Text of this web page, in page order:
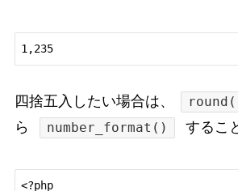
1,235
四捨五入したい場合は、
ら
number_format() するこ
<?php